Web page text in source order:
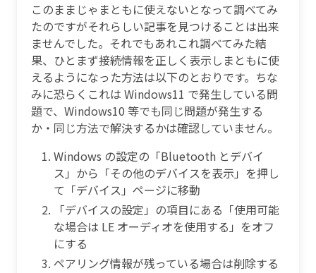
このままじゃまともに使えないとなって調べてみ
たのですがそれらしい記事を見つけることは出来
ませんでした。それでもあれこれ調べてみた結
果、ひとまず接続情報を正しく表示しまともに使
えるようになった方法は以下のとおりです。ちな
みに恐らくこれは Windows11 で発生している問
題で、Windows10 等でも同じ問題が発生する
か・同じ方法で解決するかは確認していません。
Windows の設定の「Bluetooth とデバイ
ス」から「その他のデバイスを表示」を押し
て「デバイス」ページに移動
「デバイスの設定」の項目にある「使用可能
な場合は LE オーディオを使用する」をオフ
にする
ペアリング情報が残っている場合は削除する